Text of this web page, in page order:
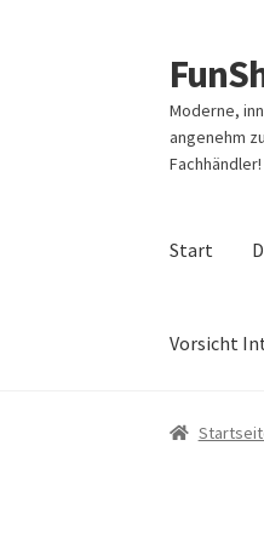
Zur
Navigation
springen
Zum
Inhalt
springen
Moderne,
angenehm
Fachhändler!
Start
Vorsicht